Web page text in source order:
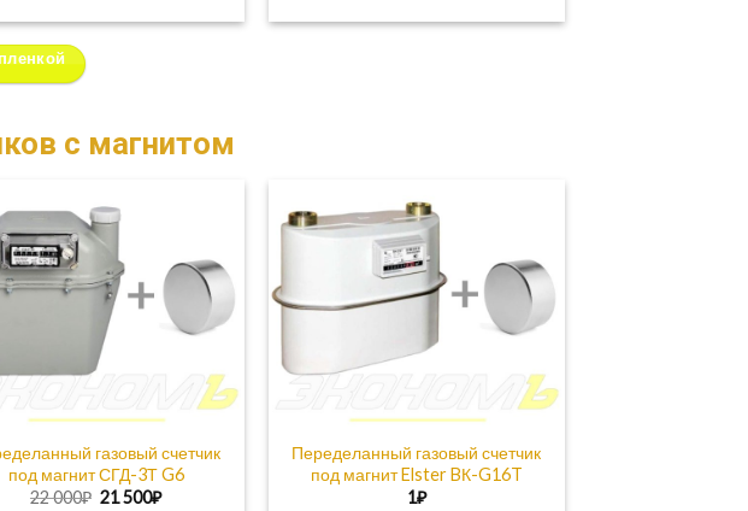
составляла
17
c магнитом
газовый счетчик
под магнит СГД-3Т G6
22 000₽ Первоначальная
21 500₽Текущая
Переделанный газовый счетчик
под магнит Elster BК-G16T
1₽